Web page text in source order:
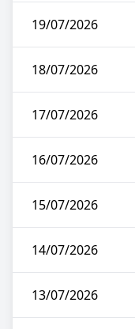
19/07/2026
18/07/2026
17/07/2026
16/07/2026
15/07/2026
14/07/2026
13/07/2026